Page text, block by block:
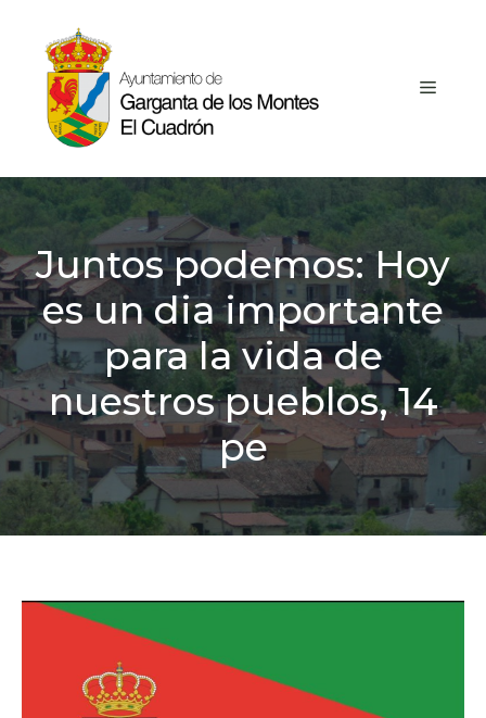
contenido
Juntos podemos: Hoy
es un dia importante
para la vida de
nuestros pueblos, 14
pe